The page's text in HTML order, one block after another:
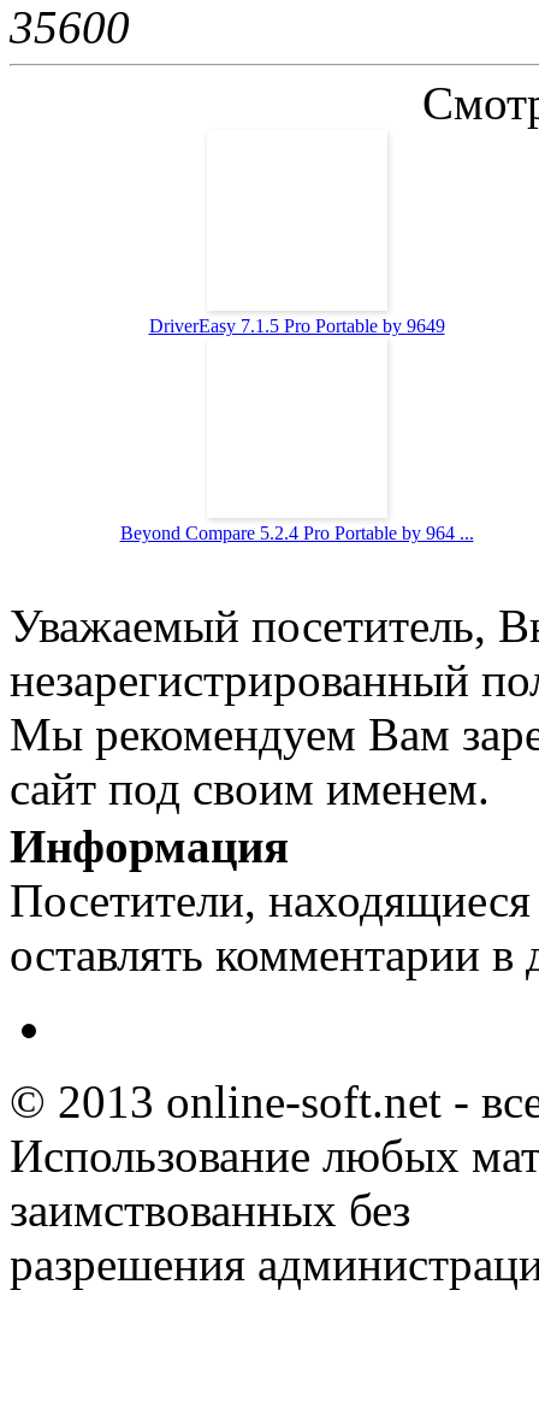
35600
DriverEasy 7.1.5 Pro Portable by 9649
Beyond Compare 5.2.4 Pro Portable by 964 ...
Уважаемый посетитель,
незарегистрированный
Мы рекомендуем Вам
сайт под своим именем.
Информация
Посетители,
оставлять комментарии в
© 2013 online-soft.net -
Использование любых
заимствованных без
разрешения